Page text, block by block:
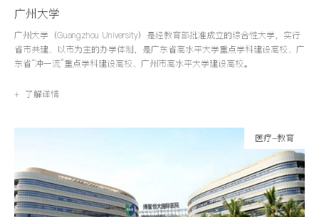
广州大学
广州大学（Guangzhou University）是经教育部批准成立的综合性大学，实行
省市共建、以市为主的办学体制，是广东省高水平大学重点学科建设高校、广
东省“冲一流”重点学科建设高校、广州市高水平大学建设高校。
+ 了解详情
医疗-教育